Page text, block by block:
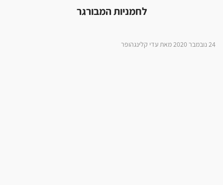
לחמניות המבורגר
24 נובמבר 2020 מאת עדי קלינגהופר